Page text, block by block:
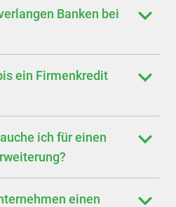
Banken bei
ein Firmenkredit
ich für einen
einen